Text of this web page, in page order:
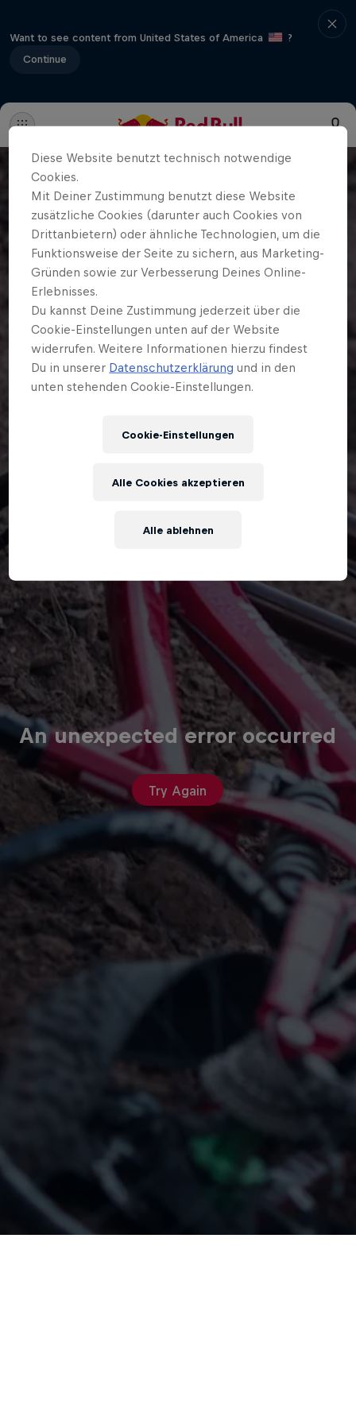
Want to see content from United States of America
?
Continue
An unexpected error occurred
Try Again
Diese Website benutzt technisch notwendige
Cookies.
Mit Deiner Zustimmung benutzt diese Website
zusätzliche Cookies (darunter auch Cookies von
Drittanbietern) oder ähnliche Technologien, um die
Funktionsweise der Seite zu sichern, aus Marketing-
Gründen sowie zur Verbesserung Deines Online-
Erlebnisses.
Du kannst Deine Zustimmung jederzeit über die
Cookie-Einstellungen unten auf der Website
widerrufen. Weitere Informationen hierzu findest
Du in unserer Datenschutzerklärung und in den
unten stehenden Cookie-Einstellungen.
Cookie-Einstellungen
Alle ablehnen
Alle Cookies akzeptieren